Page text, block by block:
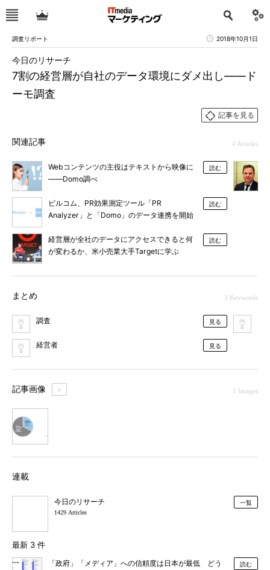
調査リポート 2018年10月1日
7割の経営層が自社のデータ環境にダメ出し――ド
ーモ調査
今日のリサーチ
記事を見る
関連記事 4 Articles
Webコンテンツの主役はテキストから映像に
――Domo調べ
読む
ビルコム、PR効果測定ツール「PR
Analyzer」と「Domo」のデータ連携を開始
読む
経営層が全社のデータにアクセスできると何
が変わるか、米小売業大手Targetに学ぶ
読む
まとめ 3 Keywords
調査 見る
経営者 見る
記事画像 ＋ 1 Images
連載
今日のリサーチ
1429 Articles
一覧
最新 3 件
「政府」「メディア」への信頼度は日本が最低 どう
読む